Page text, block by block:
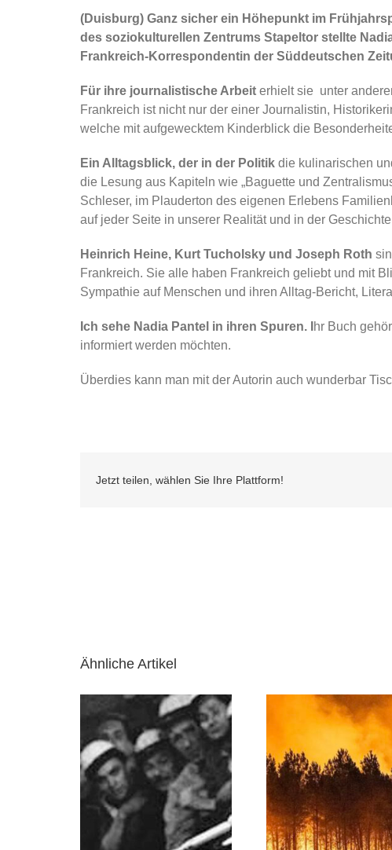
(Duisburg) Ganz sicher ein Höhepunkt im
des soziokulturellen Zentrums Stapeltor stellte
Frankreich-Korrespondentin der Süddeutschen
Für ihre journalistische Arbeiterhielt sie unter
Frankreich ist nicht nur der einer Journalistin,
welche mit aufgewecktem Kinderblick die
Ein Alltagsblick, der in der Politikdie kulinarischen
die Lesung aus Kapiteln wie „Baguette und
Schleser, im Plauderton des eigenen Erlebens
auf jeder Seite in unserer Realität und in der
Heinrich Heine, Kurt Tucholsky und Joseph Roth
Frankreich. Sie alle haben Frankreich geliebt und mit
Sympathie auf Menschen und ihren Alltag-Bericht,
Ich sehe Nadia Pantel in ihren Spuren. I hr Buch
informiert werden möchten.
Überdies kann man mit der Autorin auch wunderbar
Jetzt teilen, wählen Sie Ihre Plattform!
Ähnliche Artikel